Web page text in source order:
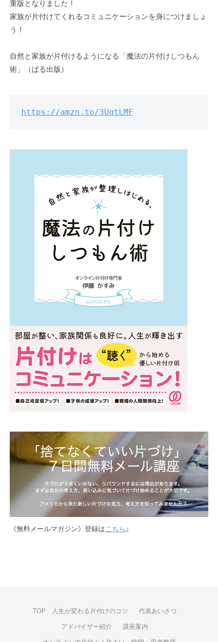
重版となりました！
家族が片付けてくれるコミュニケーションを身につけましょ
う！
自然と家族が片付けるようになる「魔法の片付けしつもん
術」（ぱる出版）
https://amzn.to/3UqtLMF
《無料メールマガジン》登録はこちら♪
TOP 人生が変わる片付けのコツ 代表あいさつ
アドバイザー紹介 講座案内